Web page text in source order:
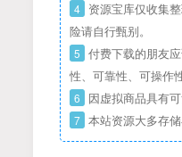
4 资源宝库仅收集
险请自行甄别。
5 付费下载的朋友
性、可靠性、可操作
6 因虚拟商品具有
7 本站资源大多存